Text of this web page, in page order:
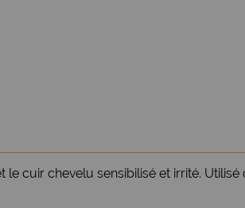
cuir chevelu sensibilisé et irrité.